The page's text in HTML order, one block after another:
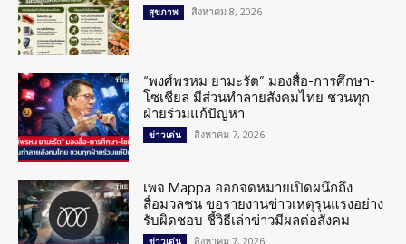
สุขภาพ สิงหาคม 8, 2026
“พงศ์พรหม ยามะรัต” มองสื่อ-การศึกษา-
โซเชียล มีส่วนทำลายสังคมไทย ชวนทุก
ฝ่ายร่วมแก้ปัญหา
ข่าวเด่น สิงหาคม 7, 2026
เพจ Mappa ออกจดหมายเปิดผนึกถึง
สื่อมวลชน ขอรายงานข่าวเหตุรุนแรงอย่าง
รับผิดชอบ ชี้วิธีเล่าข่าวมีผลต่อสังคม
ข่าวเด่น สิงหาคม 7, 2026